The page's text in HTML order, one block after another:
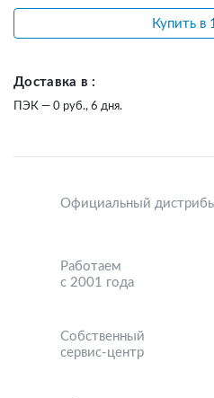
Купить в
Доставка в :
ПЭК — 0 руб., 6 дня.
Официальный
Работаем
с 2001 года
Собственный
сервис-центр